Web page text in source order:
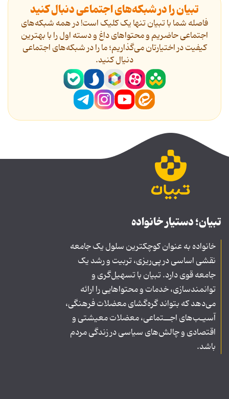
تبیان را در شبکه‌های اجتماعی دنبال کنید
فاصله شما با تبیان تنها یک کلیک است! در همه شبکه‌های
اجتماعی حاضریم و محتواهای داغ و دسته اول را با بهترین
کیفیت در اختیارتان می‌گذاریم؛ ما را در شبکه‌های اجتماعی
دنیال کنید.
تبیان؛ دستیار خانواده
خانواده به عنوان کوچکترین سلول یک جامعه
نقشی اساسی در پی‌ریزی، تربیت و رشد یک
جامعه قوی دارد. تبیان با تسهیل‌گری و
توانمندسازی، خدمات و محتواهایی را ارائه
می‌دهد که بتواند گره‌گشای معضلات فرهنگی،
آسیـب‌های اجــتماعی، معضلات معیشتی و
اقتصادی و چالش‌های سیاسی در زندگی مردم
باشد.